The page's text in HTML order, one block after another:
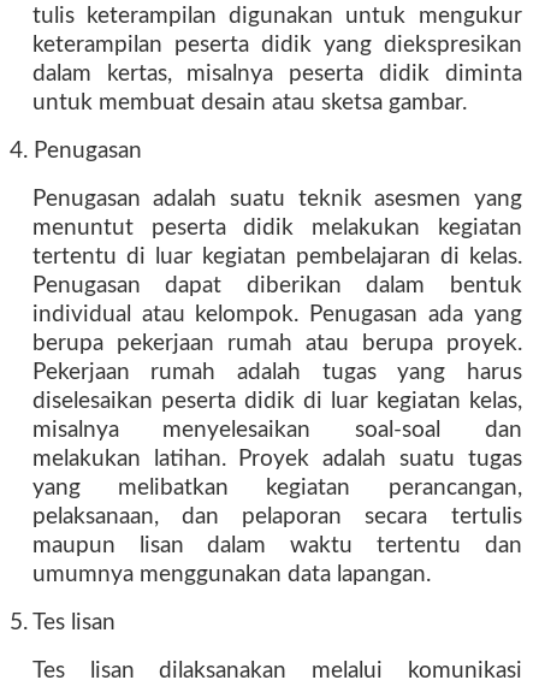
tulis keterampilan digunakan untuk mengukur
keterampilan peserta didik yang diekspresikan
dalam kertas, misalnya peserta didik diminta
untuk membuat desain atau sketsa gambar.
4. Penugasan
Penugasan adalah suatu teknik asesmen yang
menuntut peserta didik melakukan kegiatan
tertentu di luar kegiatan pembelajaran di kelas.
Penugasan dapat diberikan dalam bentuk
individual atau kelompok. Penugasan ada yang
berupa pekerjaan rumah atau berupa proyek.
Pekerjaan rumah adalah tugas yang harus
diselesaikan peserta didik di luar kegiatan kelas,
misalnya menyelesaikan soal-soal dan
melakukan latihan. Proyek adalah suatu tugas
yang melibatkan kegiatan perancangan,
pelaksanaan, dan pelaporan secara tertulis
maupun lisan dalam waktu tertentu dan
umumnya menggunakan data lapangan.
5. Tes lisan
Tes lisan dilaksanakan melalui komunikasi